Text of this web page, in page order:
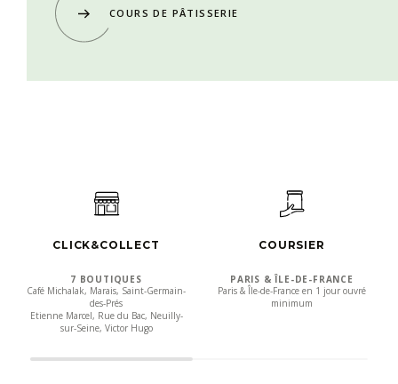
COURS DE PÂTISSERIE
CLICK&COLLECT
7 BOUTIQUES
Café Michalak, Marais, Saint-Germain-
des-Prés
Etienne Marcel, Rue du Bac, Neuilly-
sur-Seine, Victor Hugo
COURSIER
PARIS & ÎLE-DE-FRANCE
Paris & Île-de-France en 1 jour ouvré
minimum